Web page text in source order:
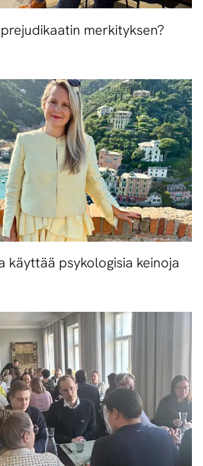
merkityksen?
käyttää psykologisia keinoja